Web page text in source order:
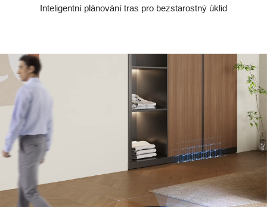
Inteligentní plánování tras pro bezstarostný úklid